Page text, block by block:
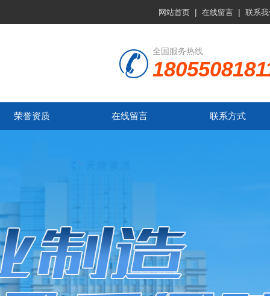
网站首页 | 在线留言 | 联系
全国服务热线
荣誉资质 在线留言 联系方式